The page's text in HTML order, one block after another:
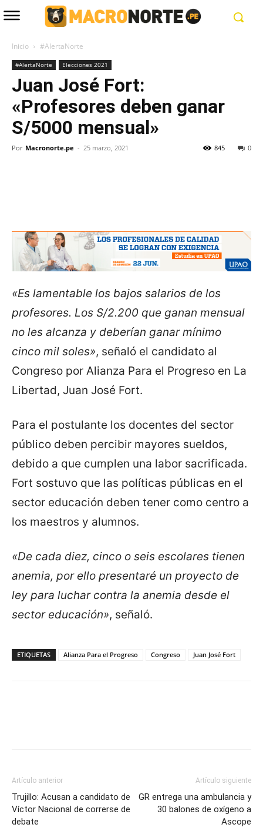
Inicio #AlertaNorte
#AlertaNorte Elecciones 2021
Juan José Fort:
«Profesores deben ganar
S/5000 mensual»
Por Macronorte.pe - 25 marzo, 2021 0
845
«Es lamentable los bajos salarios de los
profesores. Los S/2.200 que ganan mensual
no les alcanza y deberían ganar mínimo
cinco mil soles», señaló el candidato al
Congreso por Alianza Para el Progreso en La
Libertad, Juan José Fort.
Para el postulante los docentes del sector
público deben percibir mayores sueldos,
debido a que cumplen una labor sacrificada.
Fort sostuvo que las políticas públicas en el
sector educación deben tener como centro a
los maestros y alumnos.
«De cada diez, cinco o seis escolares tienen
anemia, por ello presentaré un proyecto de
ley para luchar contra la anemia desde el
sector educación», señaló.
ETIQUETAS Alianza Para el Progreso Congreso Juan José Fort
Artículo anterior
Trujillo: Acusan a candidato de
Víctor Nacional de correrse de
debate
Artículo siguiente
GR entrega una ambulancia y
30 balones de oxígeno a
Ascope